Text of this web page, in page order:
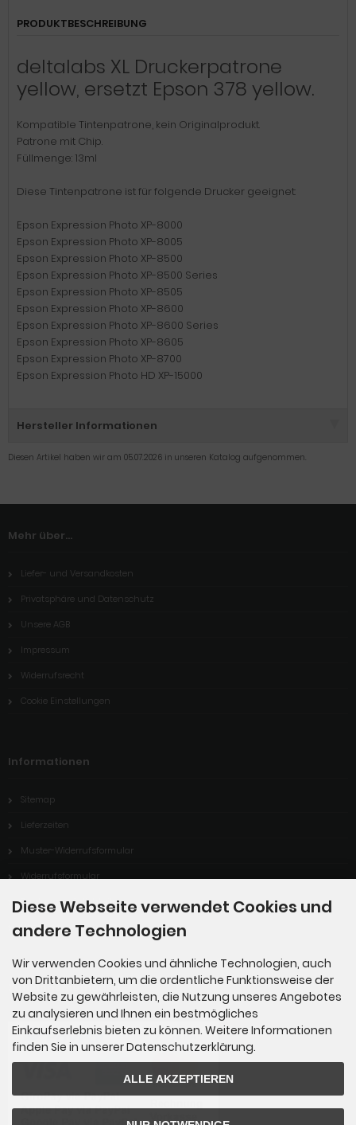
PRODUKTBESCHREIBUNG
deltalabs XL Druckerpatrone
yellow, ersetzt Epson 378 yellow.
Kompatible Tintenpatrone, kein Originalprodukt.
Patrone mit Chip.
Füllmenge: 13ml
Diese Tintenpatrone ist für folgende Drucker geeignet:
Epson Expression Photo XP-8000
Epson Expression Photo XP-8005
Epson Expression Photo XP-8500
Epson Expression Photo XP-8500 Series
Epson Expression Photo XP-8505
Epson Expression Photo XP-8600
Epson Expression Photo XP-8600 Series
Epson Expression Photo XP-8605
Epson Expression Photo XP-8700
Epson Expression Photo HD XP-15000
Hersteller Informationen
Diesen Artikel haben wir am 05.07.2026 in unseren Katalog aufgenommen.
Mehr über...
Liefer- und Versandkosten
Privatsphäre und Datenschutz
Unsere AGB
Impressum
Widerrufsrecht
Cookie Einstellungen
Informationen
Sitemap
Lieferzeiten
Muster-Widerrufsformular
Widerrufsformular
Zahlungsmöglichkeiten
Über uns
Zahlungsmethoden
Diese Webseite verwendet Cookies und
andere Technologien
Wir verwenden Cookies und ähnliche Technologien, auch
von Drittanbietern, um die ordentliche Funktionsweise der
Website zu gewährleisten, die Nutzung unseres Angebotes
zu analysieren und Ihnen ein bestmögliches
Einkaufserlebnis bieten zu können. Weitere Informationen
finden Sie in unserer Datenschutzerklärung.
ALLE AKZEPTIEREN